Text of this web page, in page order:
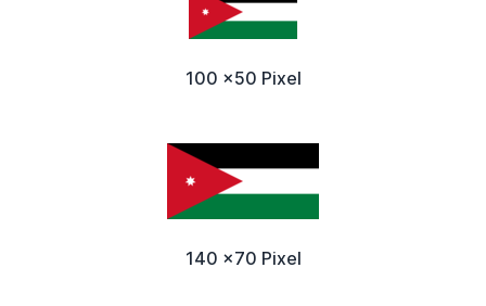
100 x50 Pixel
140 x70 Pixel